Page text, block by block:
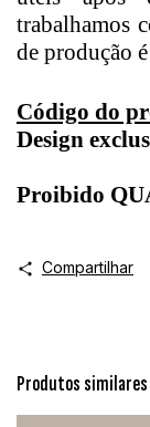
trabalhamos
de produção
Código do
Design
Proibido
Compartilhar
Produtos similares